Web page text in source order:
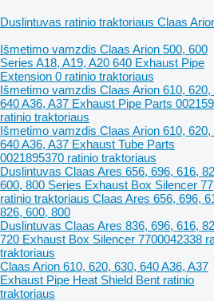
Duslintuvas ratinio traktoriaus Claas
Išmetimo vamzdis Claas Arion 500, 600
Series A18, A19, A20 640 Exhaust Pipe
Extension 0 ratinio traktoriaus
Išmetimo vamzdis Claas Arion 610, 620,
640 A36, A37 Exhaust Pipe Parts
ratinio traktoriaus
Išmetimo vamzdis Claas Arion 610, 620,
640 A36, A37 Exhaust Tube Parts
0021895370 ratinio traktoriaus
Duslintuvas Claas Ares 656, 696, 616,
600, 800 Series Exhaust Box Silencer 77
ratinio traktoriaus Claas Ares 656, 696,
826, 600, 800
Duslintuvas Claas Ares 836, 696, 616,
720 Exhaust Box Silencer 7700042338
traktoriaus
Claas Arion 610, 620, 630, 640 A36, A37
Exhaust Pipe Heat Shield Bent ratinio
traktoriaus